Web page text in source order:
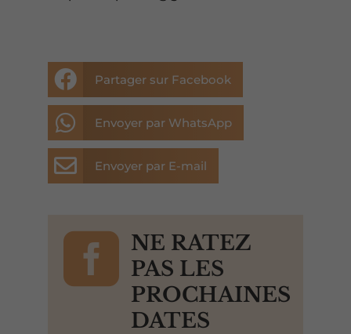
 Partager sur Facebook
 Envoyer par WhatsApp
 Envoyer par E-mail

NE RATEZ
PAS LES
PROCHAINES
DATES